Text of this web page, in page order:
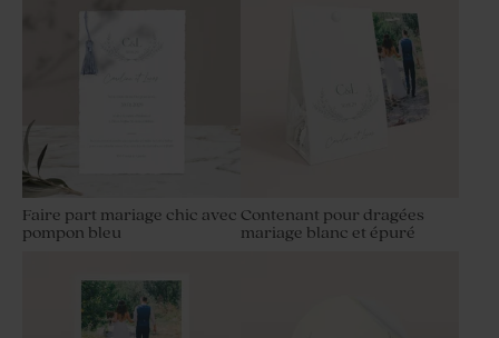
Faire part mariage chic avec
pompon bleu
Contenant pour dragées
mariage blanc et épuré